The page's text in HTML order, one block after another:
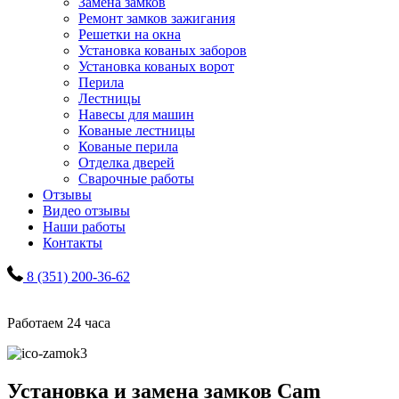
Ремонт замков зажигания
Решетки на окна
Установка кованых заборов
Установка кованых ворот
Перила
Лестницы
Навесы для машин
Кованые лестницы
Кованые перила
Отделка дверей
Сварочные работы
Отзывы
Видео отзывы
Наши работы
Контакты
8 (351) 200-36-62
Работаем 24 часа
Установка и замена замков Cam